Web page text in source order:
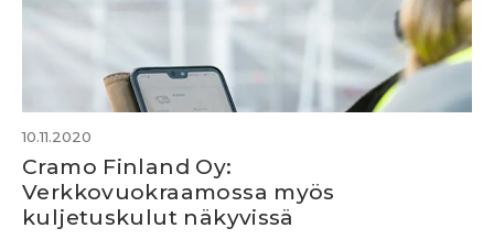
10.11.2020
Cramo Finland Oy:
Verkkovuokraamossa myös
kuljetuskulut näkyvissä